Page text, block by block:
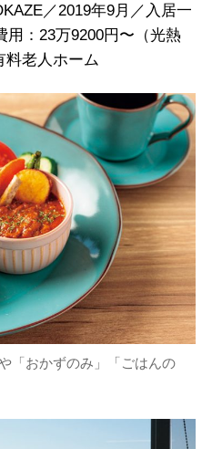
／2019年9月／入居一
用：23万9200円〜（光熱
料老人ホーム
「おかずのみ」「ごはんの